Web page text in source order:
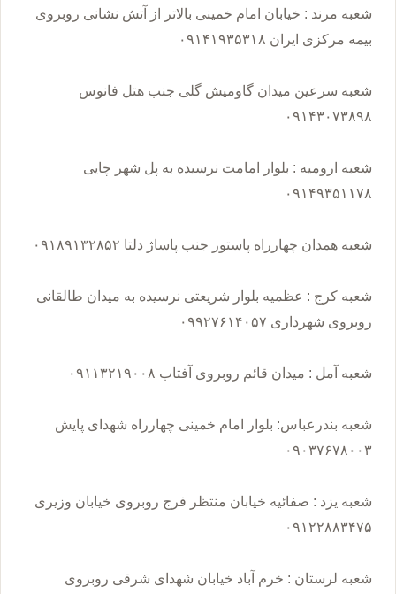
شعبه مرند : خیابان امام خمینی بالاتر از آتش نشانی روبروی
بیمه مرکزی ایران ۰۹۱۴۱۹۳۵۳۱۸
شعبه سرعین میدان گاومیش گلی جنب هتل فانوس
۰۹۱۴۳۰۷۳۸۹۸
شعبه ارومیه : بلوار امامت نرسیده به پل شهر چایی
۰۹۱۴۹۳۵۱۱۷۸
شعبه همدان چهارراه پاستور جنب پاساژ دلتا ۰۹۱۸۹۱۳۲۸۵۲
شعبه کرج : عظمیه بلوار شریعتی نرسیده به میدان طالقانی
روبروی شهرداری ۰۹۹۲۷۶۱۴۰۵۷
شعبه آمل : میدان قائم روبروی آفتاب ۰۹۱۱۳۲۱۹۰۰۸
شعبه بندرعباس: بلوار امام خمینی چهارراه شهدای پایش
۰۹۰۳۷۶۷۸۰۰۳
شعبه یزد : صفائیه خیابان منتظر فرج روبروی خیابان وزیری
۰۹۱۲۲۸۸۳۴۷۵
شعبه لرستان : خرم آباد خیابان شهدای شرقی روبروی